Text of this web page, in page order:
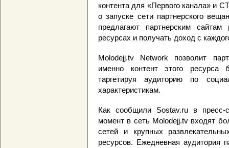
контента для «Первого канала» и
о запуске сети партнерского
предлагают партнерским
ресурсах и получать доход с
Molodejj.tv Network позволит
именно контент этого ресурса
таргетируя аудиторию по
характеристикам.
Как сообщили Sostav.ru в пресс-
момент в сеть Molodejj.tv входят
сетей и крупных
ресурсов. Ежедневная аудитория